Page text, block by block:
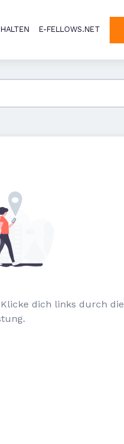
E-FELLOWS.NET
dich links durch die